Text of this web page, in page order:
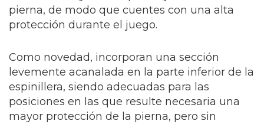
pierna, de modo que cuentes con una alta
protección durante el juego.
Como novedad, incorporan una sección
levemente acanalada en la parte inferior de la
espinillera, siendo adecuadas para las
posiciones en las que resulte necesaria una
mayor protección de la pierna, pero sin